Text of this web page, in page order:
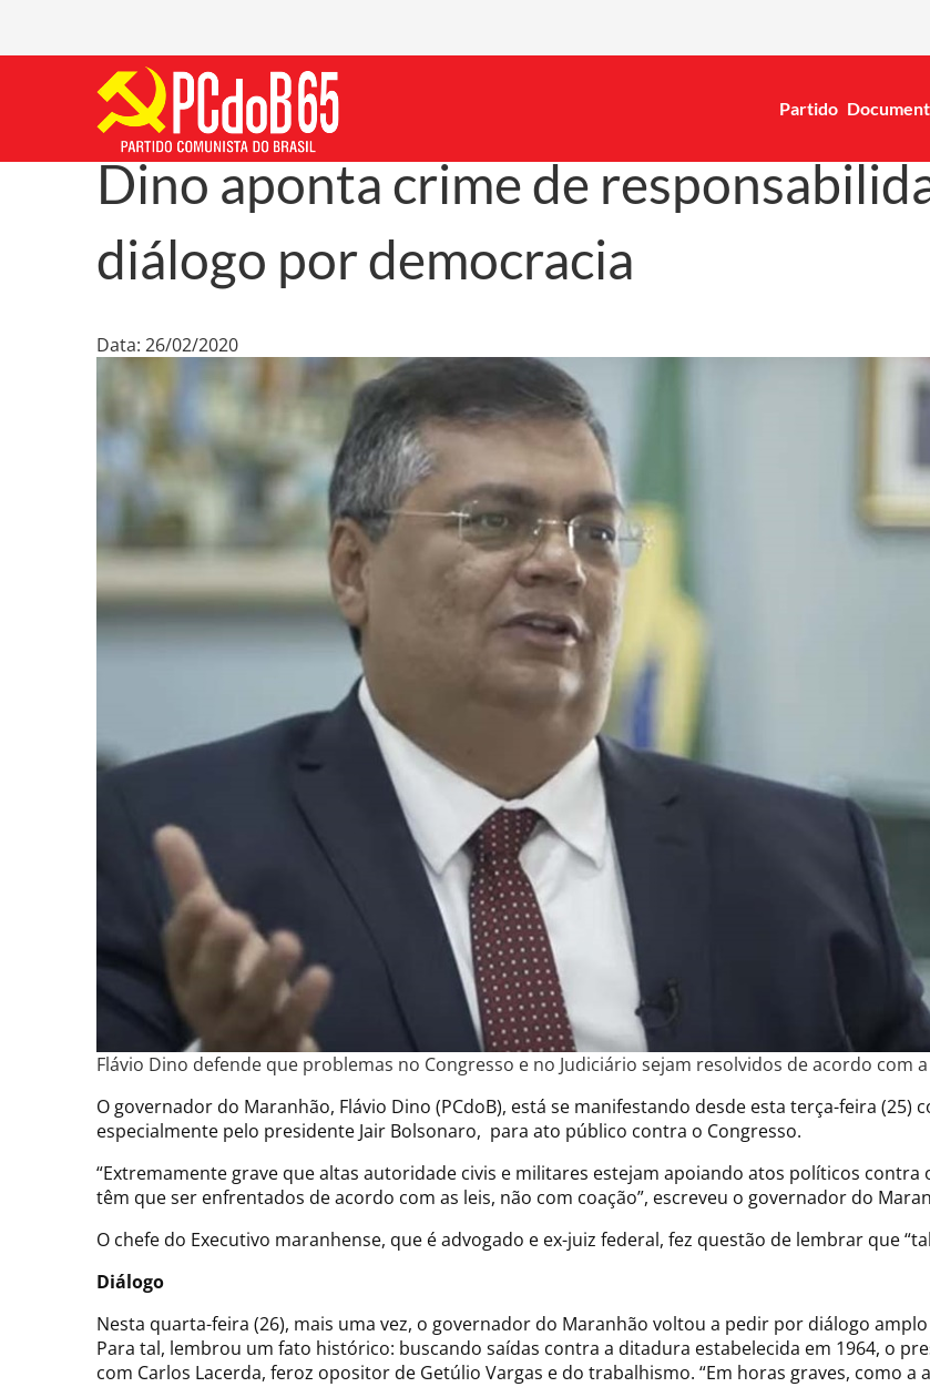
Partido
Dino aponta crime de
diálogo por democracia
Data: 26/02/2020
Flávio Dino defende que problemas no Congresso e no Judiciário sejam resolvidos de acordo com
O governador do Maranhão, Flávio Dino (PCdoB), está se manifestando desde esta terça-feira
especialmente pelo presidente Jair Bolsonaro, para ato público contra o Congresso.
“Extremamente grave que altas autoridade civis e militares estejam apoiando atos políticos contra
têm que ser enfrentados de acordo com as leis, não com coação”, escreveu o governador do
O chefe do Executivo maranhense, que é advogado e ex-juiz federal, fez questão de lembrar que
Diálogo
Nesta quarta-feira (26), mais uma vez, o governador do Maranhão voltou a pedir por diálogo
Para tal, lembrou um fato histórico: buscando saídas contra a ditadura estabelecida em 1964, o
com Carlos Lacerda, feroz opositor de Getúlio Vargas e do trabalhismo. “Em horas graves, como